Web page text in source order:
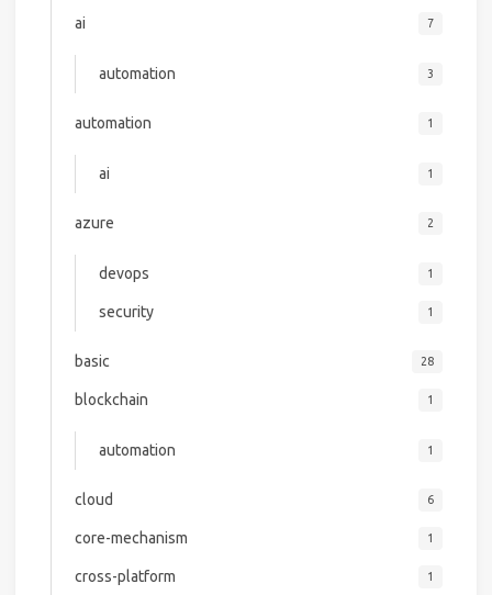
ai 7
automation 3
automation 1
ai 1
azure 2
devops 1
security 1
basic 28
blockchain 1
automation 1
cloud 6
core-mechanism 1
cross-platform 1